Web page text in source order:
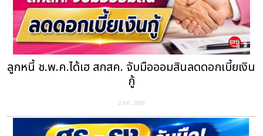
ลูกหนี้ ช.พ.ค.ได้เฮ สกสค. จับมือออมสินลดดอกเบี้ยเงิน
กู้
2 ส.ค. 2569